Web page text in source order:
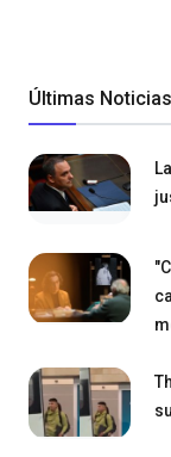
Últimas Noticias